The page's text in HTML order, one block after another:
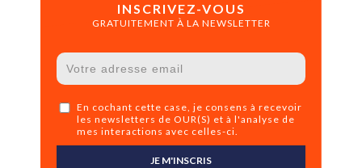
INSCRIVEZ-VOUS
GRATUITEMENT À LA NEWSLETTER
En cochant cette case, je consens à recevoir
les newsletters de OUR(S) et à l'analyse de
mes interactions avec celles-ci.
JE M'INSCRIS